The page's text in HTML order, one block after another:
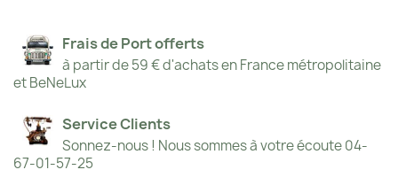
Frais de Port offerts
à partir de 59 € d'achats en France métropolitaine
et BeNeLux
Service Clients
Sonnez-nous ! Nous sommes à votre écoute 04-
67-01-57-25